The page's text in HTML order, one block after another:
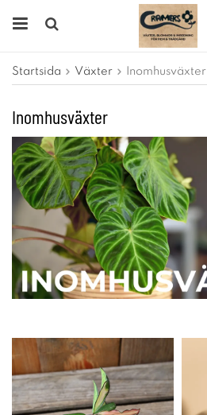
Startsida Växter Inomhusväxter
Inomhusväxter